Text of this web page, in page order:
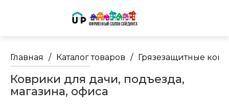
Главная / Каталог товаров / Грязезащитные
Коврики для дачи, подъезда,
магазина, офиса